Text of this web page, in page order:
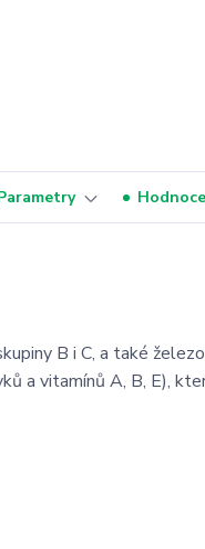
B i C, a také
a vitamínů A, B, E),